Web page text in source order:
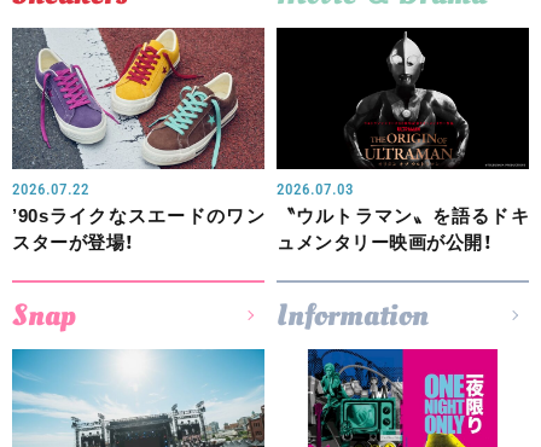
2026.07.22
’90sライクなスエードのワン
スターが登場！
2026.07.03
〝ウルトラマン〟を語るドキ
ュメンタリー映画が公開！
Snap Information